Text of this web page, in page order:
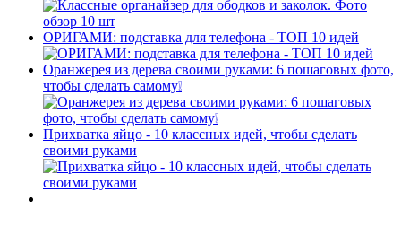
ОРИГАМИ: подставка для телефона - ТОП 10 идей
Оранжерея из дерева своими руками: 6 пошаговых фото,
чтобы сделать самому❕
Прихватка яйцо - 10 классных идей, чтобы сделать
своими руками